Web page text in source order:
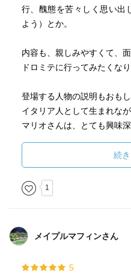
行、醜態を苦々しく思い
よう）とか。
内容も、親しみやすくて、面
ドロミテに行ってみたくなり
登場する人物の説明もおもし
イタリア人として生まれな
マリオさんは、とても興味深
サッソディストリアは、第
軍の砦というところで、な
再放送してほしい、要チェッ
続
1
メイプルマフィンさん
5